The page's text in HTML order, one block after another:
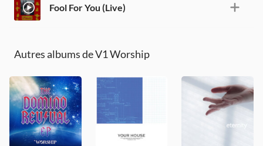
Fool For You (Live)
Autres albums de V1 Worship